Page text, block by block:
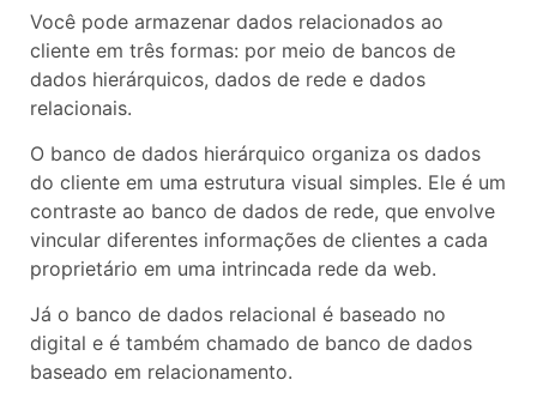
Você pode armazenar dados relacionados ao
cliente em três formas: por meio de bancos de
dados hierárquicos, dados de rede e dados
relacionais.
O banco de dados hierárquico organiza os dados
do cliente em uma estrutura visual simples. Ele é um
contraste ao banco de dados de rede, que envolve
vincular diferentes informações de clientes a cada
proprietário em uma intrincada rede da web.
Já o banco de dados relacional é baseado no
digital e é também chamado de banco de dados
baseado em relacionamento.